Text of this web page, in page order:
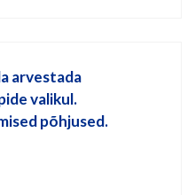
arvestada
valikul.
põhjused.